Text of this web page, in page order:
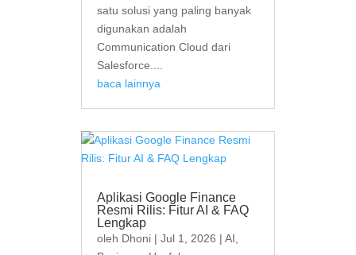
satu solusi yang paling banyak
digunakan adalah
Communication Cloud dari
Salesforce....
baca lainnya
Aplikasi Google Finance
Resmi Rilis: Fitur AI & FAQ
Lengkap
oleh Dhoni |Jul 1, 2026 |AI